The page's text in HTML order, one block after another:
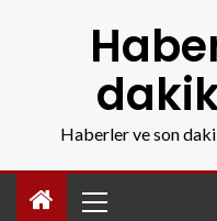
Haberler ve son